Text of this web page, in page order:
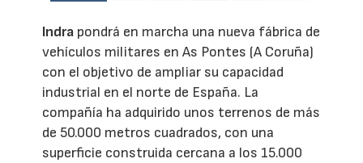
Indra pondrá en marcha una nueva fábrica de
vehículos militares en As Pontes (A Coruña)
con el objetivo de ampliar su capacidad
industrial en el norte de España. La
compañía ha adquirido unos terrenos de más
de 50.000 metros cuadrados, con una
superficie construida cercana a los 15.000